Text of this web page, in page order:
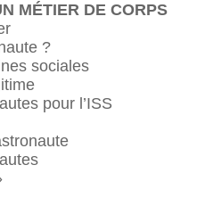
MÉTIER DE CORPS
?
sociales
pour l’ISS